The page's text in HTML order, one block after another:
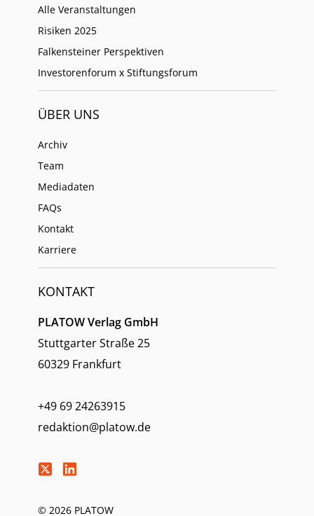
Alle Veranstaltungen
Risiken 2025
Falkensteiner Perspektiven
Investorenforum x Stiftungsforum
ÜBER UNS
Archiv
Team
Mediadaten
FAQs
Kontakt
Karriere
KONTAKT
PLATOW Verlag GmbH
Stuttgarter Straße 25
60329 Frankfurt
+49 69 24263915
redaktion@platow.de
© 2026 PLATOW